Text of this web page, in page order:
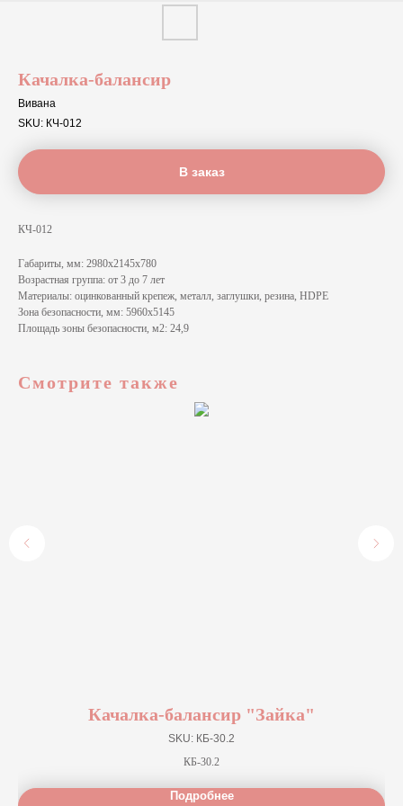
Качалка-балансир
Вивана
SKU: КЧ-012
В заказ
КЧ-012
Габариты, мм: 2980x2145x780
Возрастная группа: от 3 до 7 лет
Материалы: оцинкованный крепеж, металл, заглушки, резина, HDPE
Зона безопасности, мм: 5960x5145
Площадь зоны безопасности, м2: 24,9
Смотрите также
Качалка-балансир "Зайка"
SKU: КБ-30.2
КБ-30.2
Подробнее